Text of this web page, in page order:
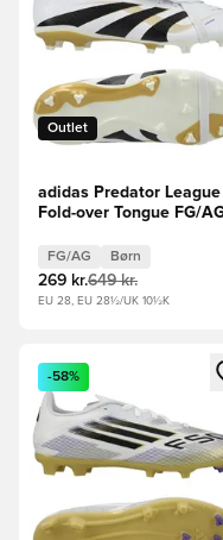
Outlet
adidas Predator League
Fold-over Tongue FG/
Hvid/Sort/Guld Børn
FG/AG Børn
269 kr.649 kr.
EU 28, EU 28½/UK 10½K
Åbner en Modal til at
-58%